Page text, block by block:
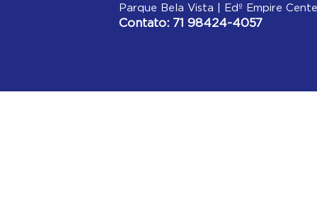
Parque Bela Vista | Edº Empire
Contato: 71 98424-4057